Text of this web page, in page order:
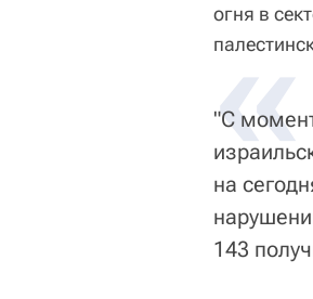
огня в
«
"С
на
143